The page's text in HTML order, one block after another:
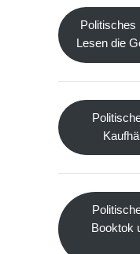
Politisches
Lesen die
Booktok